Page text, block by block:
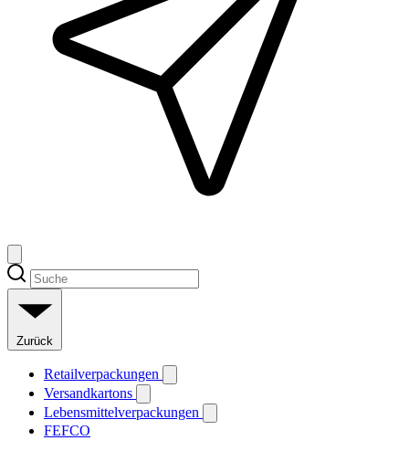
Zurück
Retailverpackungen
Versandkartons
Lebensmittelverpackungen
FEFCO